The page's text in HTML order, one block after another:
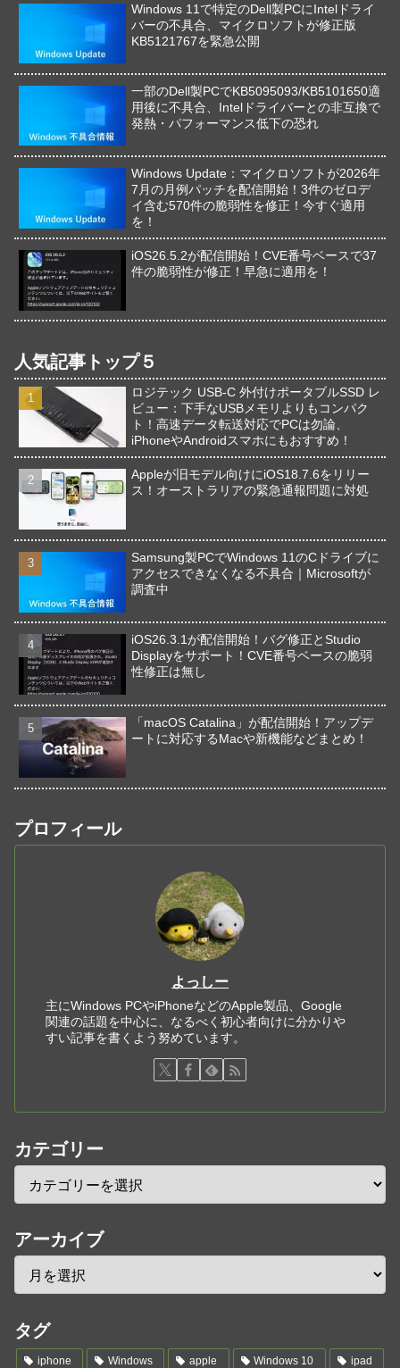
Windows 11で特定のDell製PCにIntelドライ
バーの不具合、マイクロソフトが修正版
KB5121767を緊急公開
一部のDell製PCでKB5095093/KB5101650適
用後に不具合、Intelドライバーとの非互換で
発熱・パフォーマンス低下の恐れ
Windows Update：マイクロソフトが2026年
7月の月例パッチを配信開始！3件のゼロデ
イ含む570件の脆弱性を修正！今すぐ適用
を！
iOS26.5.2が配信開始！CVE番号ベースで37
件の脆弱性が修正！早急に適用を！
人気記事トップ５
ロジテック USB-C 外付けポータブルSSD レ
ビュー：下手なUSBメモリよりもコンパク
ト！高速データ転送対応でPCは勿論、
iPhoneやAndroidスマホにもおすすめ！
Appleが旧モデル向けにiOS18.7.6をリリー
ス！オーストラリアの緊急通報問題に対処
Samsung製PCでWindows 11のCドライブに
アクセスできなくなる不具合｜Microsoftが
調査中
iOS26.3.1が配信開始！バグ修正とStudio
Displayをサポート！CVE番号ベースの脆弱
性修正は無し
「macOS Catalina」が配信開始！アップデ
ートに対応するMacや新機能などまとめ！
プロフィール
よっしー
主にWindows PCやiPhoneなどのApple製品、Google
関連の話題を中心に、なるべく初心者向けに分かりや
すい記事を書くよう努めています。
カテゴリー
アーカイブ
タグ
iphone Windows apple Windows 10 ipad